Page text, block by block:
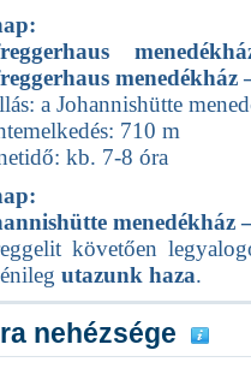
a Johannishütte
710 m
kb. 7-8 óra
menedékház
követően
utazunk haza.
nehézsége